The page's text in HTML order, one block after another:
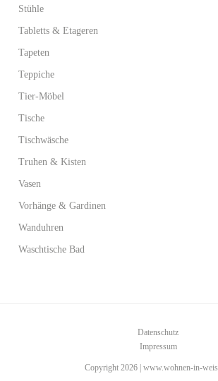
Stühle
Tabletts & Etageren
Tapeten
Teppiche
Tier-Möbel
Tische
Tischwäsche
Truhen & Kisten
Vasen
Vorhänge & Gardinen
Wanduhren
Waschtische Bad
Datenschutz
Impressum
Copyright 2026 | www.wohnen-in-